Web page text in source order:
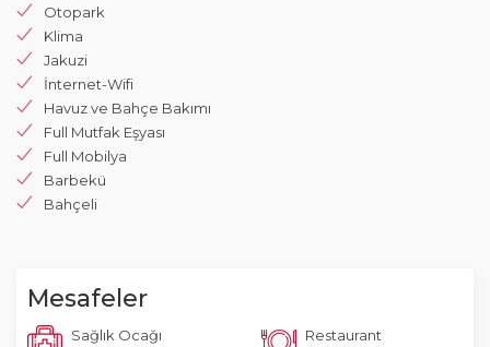
Otopark
Klima
Jakuzi
İnternet-Wifi
Havuz ve Bahçe Bakımı
Full Mutfak Eşyası
Full Mobilya
Barbekü
Bahçeli
Mesafeler
Sağlık Ocağı
Restaurant